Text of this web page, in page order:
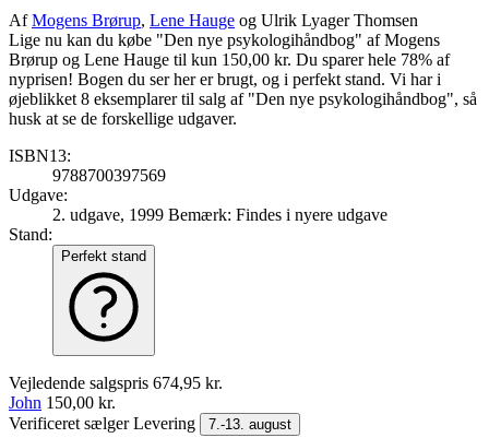
AfMogens Brørup, Lene Hauge og Ulrik Lyager Thomsen
Lige nu kan du købe "Den nye psykologihåndbog" af Mogens
Brørup og Lene Hauge til kun 150,00 kr. Du sparer hele 78% af
nyprisen! Bogen du ser her er brugt, og i perfekt stand. Vi har i
øjeblikket 8 eksemplarer til salg af "Den nye psykologihåndbog", så
husk at se de forskellige udgaver.
ISBN13:
9788700397569
Udgave:
2. udgave, 1999 Bemærk: Findes i nyere udgave
Stand:
Perfekt stand
Vejledende salgspris 674,95 kr.
John 150,00 kr.
Verificeret sælgerLevering 7.-13. august